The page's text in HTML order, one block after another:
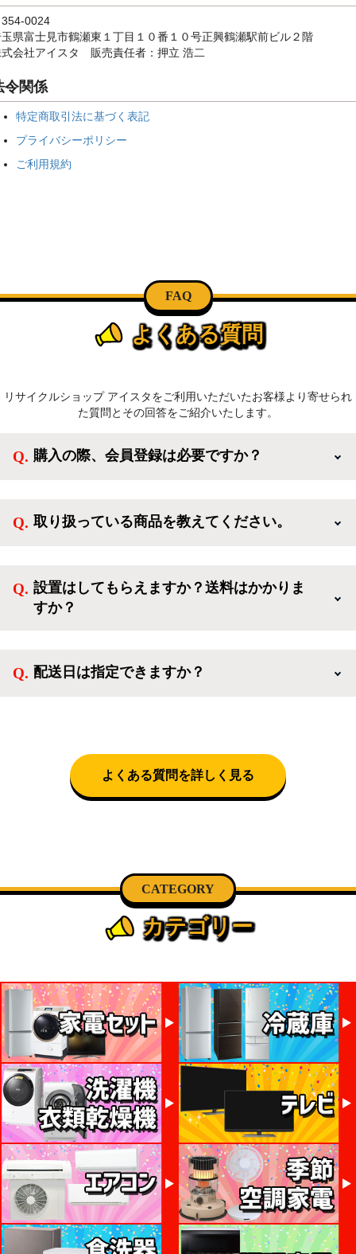
0024
県富士見市鶴瀬東１丁目１０番１０号正興鶴瀬駅前ビル２階
会社アイスタ 販売責任者：押立 浩二
令関係
特定商取引法に基づく表記
プライバシーポリシー
ご利用規約
FAQ
よくある質問
リサイクルショップ アイスタをご利用いただいたお客様より寄せられ
た質問とその回答をご紹介いたします。
購入の際、会員登録は必要ですか？
方、登録しなくてもカートに商品を入れた後、ログイ
取り扱っている商品を教えてください。
活を応援するような家電セットから、季節・空調家
電、調理家電、生活家電まで、幅広く中古家電を取り
設置はしてもらえますか？送料はかかりま
すか？
神奈川・千葉)において自社配送を選択いただくこと
配送日は指定できますか？
話にて日時決定に関するご連絡をさせて頂きます。
よくある質問を詳しく見る
CATEGORY
カテゴリー